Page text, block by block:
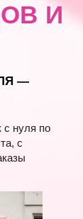
с нуля по
с
—
И